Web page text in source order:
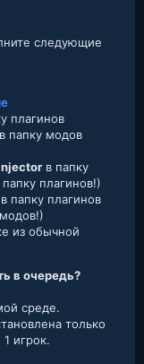
следующие
плагинов
в папку модов
в папку
плагинов!)
в папку плагинов
из обычной
в очередь?
среде.
только
игрок.